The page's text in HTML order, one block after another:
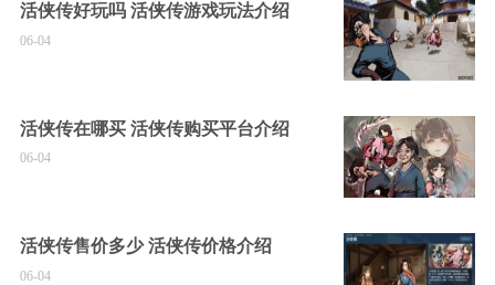
活侠传好玩吗 活侠传游戏玩法介绍
06-04
活侠传在哪买 活侠传购买平台介绍
06-04
活侠传售价多少 活侠传价格介绍
06-04